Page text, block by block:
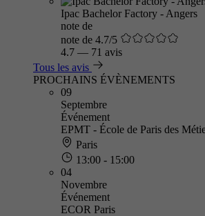
Ipac Bachelor Factory - Angers
note de
note de 4.7/5
4.7 — 71 avis
Tous les avis
PROCHAINS ÉVÈNEMENTS
09
Septembre
Événement
EPMT - École de Paris des
Paris
13:00 - 15:00
04
Novembre
Événement
ECOR Paris